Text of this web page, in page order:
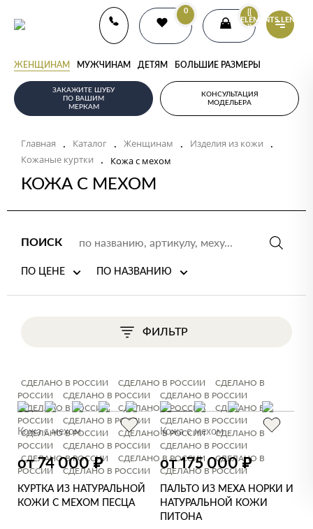
0
{{
ELEMENTS.LENGTH
}}
ЖЕНЩИНАМ МУЖЧИНАМ ДЕТЯМ БОЛЬШИЕ РАЗМЕРЫ
ЗАКАЖИТЕ ШУБУ
ПО ВАШИМ
МЕРКАМ
КОНСУЛЬТАЦИЯ
МОДЕЛЬЕРА
Главная . Каталог . Женщинам . Изделия из кожи .
Кожаные куртки . Кожа с мехом
КОЖА С МЕХОМ
ПОИСК
ПО ЦЕНЕ ПО НАЗВАНИЮ
ФИЛЬТР
СДЕЛАНО В РОССИИ СДЕЛАНО В РОССИИ
СДЕЛАНО В
РОССИИ
СДЕЛАНО В РОССИИ
СДЕЛАНО В РОССИИ
СДЕЛАНО В РОССИИ
СДЕЛАНО В РОССИИ
СДЕЛАНО В
РОССИИ
СДЕЛАНО В РОССИИ
СДЕЛАНО В РОССИИ
СДЕЛАНО В РОССИИ
СДЕЛАНО В РОССИИ
СДЕЛАНО В
РОССИИ
СДЕЛАНО В РОССИИ
СДЕЛАНО В РОССИИ
СДЕЛАНО В РОССИИ
СДЕЛАНО В РОССИИ
СДЕЛАНО В
РОССИИ
СДЕЛАНО В РОССИИ СДЕЛАНО В РОССИИ
Кожа с мехом
от 74 000₽
КУРТКА ИЗ НАТУРАЛЬНОЙ
КОЖИ С МЕХОМ ПЕСЦА
Кожа с мехом
от 175 000₽
ПАЛЬТО ИЗ МЕХА НОРКИ И
НАТУРАЛЬНОЙ КОЖИ
ПИТОНА